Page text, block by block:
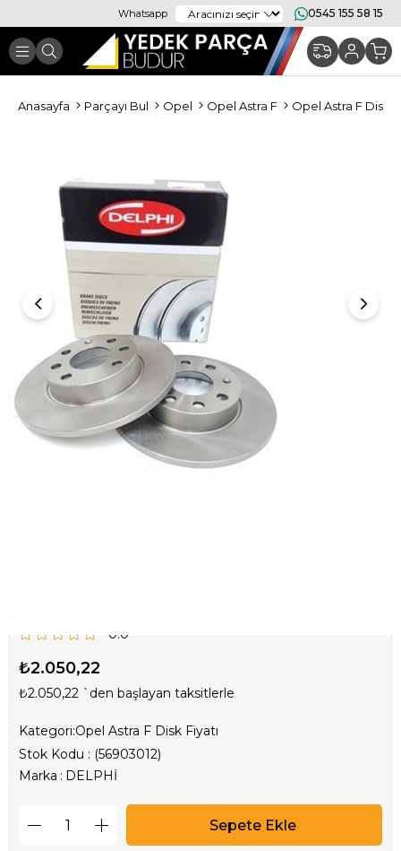
Whatsapp 0545 155 58 15
Anasayfa Parçayı Bul Opel Opel Astra F Opel Astra F Disk
0.0
₺2.050,22
₺2.050,22 `den başlayan taksitlerle
Kategori:Opel Astra F Disk Fiyatı
Stok Kodu
(56903012)
Marka : DELPHİ